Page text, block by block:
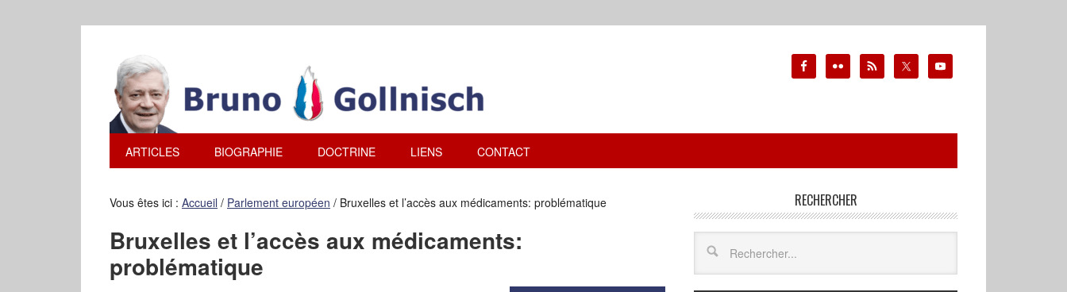
ARTICLES BIOGRAPHIE DOCTRINE LIENS CONTACT
Vous êtes ici : Accueil / Parlement européen / Bruxelles et l’accès aux médicaments: problématique
Bruxelles et l’accès aux médicaments:
problématique
RECHERCHER